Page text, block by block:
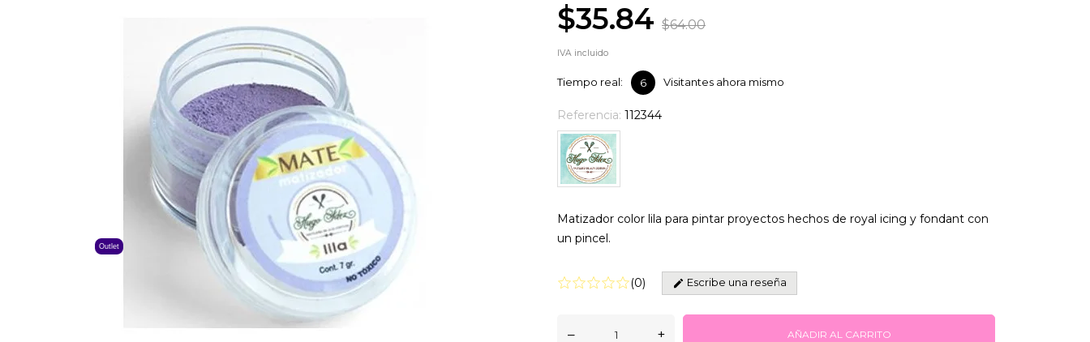
Outlet
$35.84 $64.00
IVA incluido
Tiempo real: 6 Visitantes ahora mismo
Referencia: 112344
Matizador color lila para pintar proyectos hechos de royal icing y fondant con
un pincel.
(0) Escribe una reseña
– + AÑADIR AL CARRITO